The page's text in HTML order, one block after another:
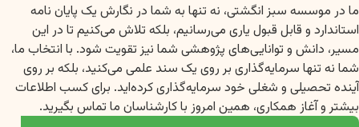
ما در موسسه سبز انگشتی، نه تنها به شما در نگارش یک پایان نامه
استاندارد و قابل قبول یاری می‌رسانیم، بلکه تلاش می‌کنیم تا در این
مسیر، دانش و توانایی‌های پژوهشی شما نیز تقویت شود. با انتخاب ما،
شما نه تنها سرمایه‌گذاری بر روی یک سند علمی می‌کنید، بلکه بر روی
آینده تحصیلی و شغلی خود سرمایه‌گذاری کرده‌اید. برای کسب اطلاعات
بیشتر و آغاز همکاری، همین امروز با کارشناسان ما تماس بگیرید.